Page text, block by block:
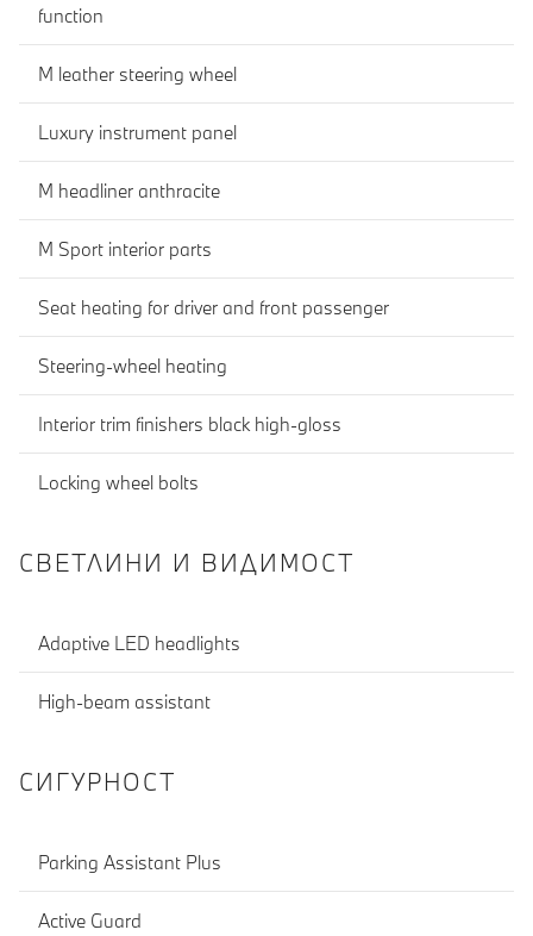
function
M leather steering wheel
Luxury instrument panel
M headliner anthracite
M Sport interior parts
Seat heating for driver and front passenger
Steering-wheel heating
Interior trim finishers black high-gloss
Locking wheel bolts
СВЕТЛИНИ И ВИДИМОСТ
Adaptive LED headlights
High-beam assistant
СИГУРНОСТ
Parking Assistant Plus
Active Guard